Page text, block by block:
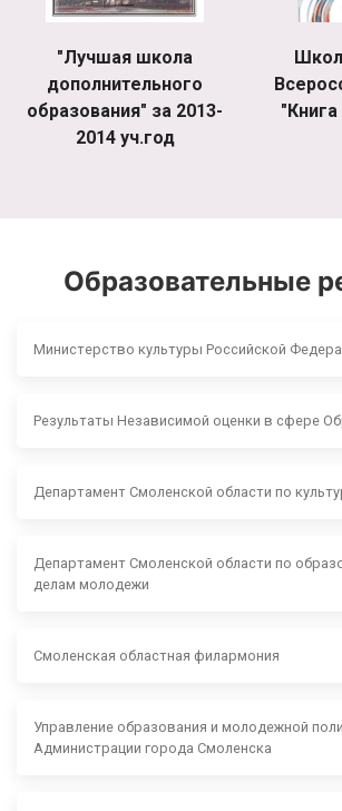
"Лучшая школа
дополнительного
образования" за 2013-
2014 уч.год
Образовательные
Министерство культуры Российской
Результаты Независимой оценки в сфере
Департамент Смоленской области по
Департамент Смоленской области по
делам молодежи
Смоленская областная филармония
Управление образования и молодежной
Администрации города Смоленска